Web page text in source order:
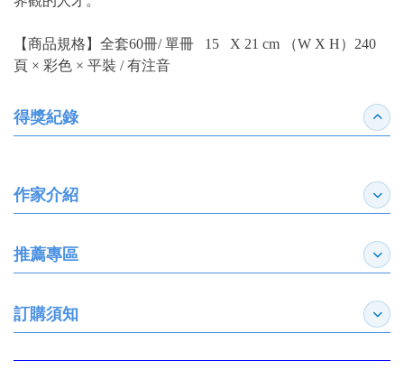
【商品規格】全套60冊/ 單冊 15 X 21 cm （W X H）240
頁 × 彩色 × 平裝 / 有注音
得獎紀錄 收合
作家介紹 展開
推薦專區 展開
訂購須知 展開